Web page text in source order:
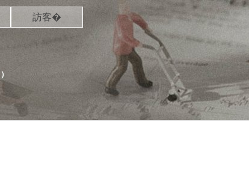
）
訪客�